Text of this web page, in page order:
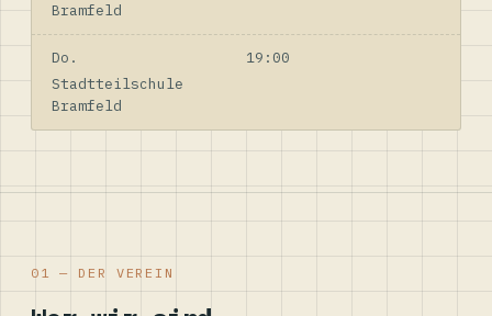
Bramfeld
Do.
19:00
Stadtteilschule
Bramfeld
01 — DER VEREIN